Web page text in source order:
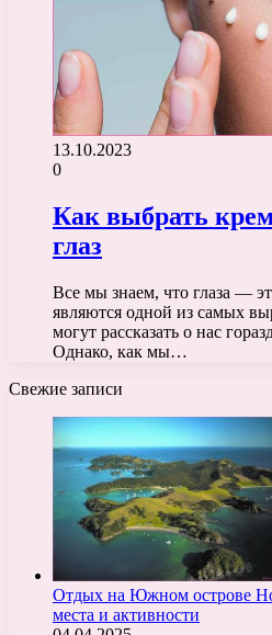
13.10.2023
0
Как выбрать
глаз
Все мы знаем, что глаза —
являются одной из самых
могут рассказать о нас
Однако, как мы…
Свежие записи
Отдых на Южном острове
места и активности